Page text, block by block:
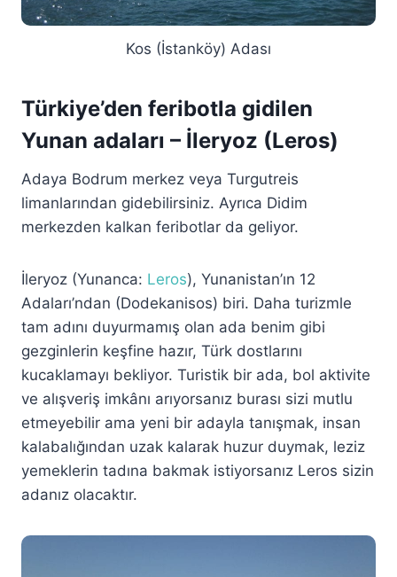
Kos (İstanköy) Adası
Türkiye’den feribotla gidilen
Yunan adaları – İleryoz (Leros)
Adaya Bodrum merkez veya Turgutreis
limanlarından gidebilirsiniz. Ayrıca Didim
merkezden kalkan feribotlar da geliyor.
İleryoz (Yunanca: Leros), Yunanistan’ın 12
Adaları’ndan (Dodekanisos) biri. Daha turizmle
tam adını duyurmamış olan ada benim gibi
gezginlerin keşfine hazır, Türk dostlarını
kucaklamayı bekliyor. Turistik bir ada, bol aktivite
ve alışveriş imkânı arıyorsanız burası sizi mutlu
etmeyebilir ama yeni bir adayla tanışmak, insan
kalabalığından uzak kalarak huzur duymak, leziz
yemeklerin tadına bakmak istiyorsanız Leros sizin
adanız olacaktır.